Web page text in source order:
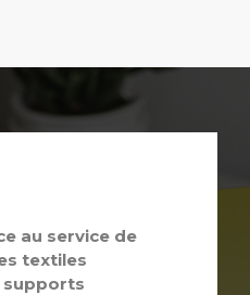
au service de
textiles
supports